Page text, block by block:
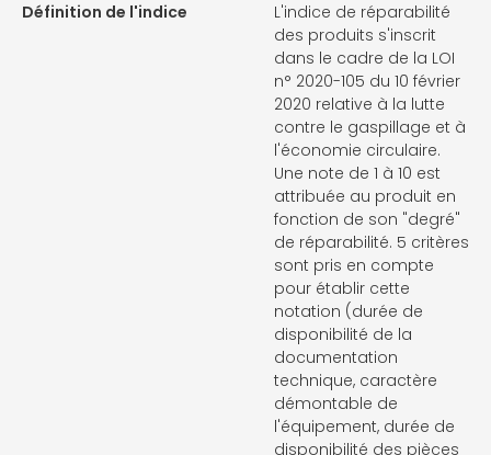
Définition de l'indice
L'indice de réparabilité
des produits s'inscrit
dans le cadre de la LOI
n° 2020-105 du 10 février
2020 relative à la lutte
contre le gaspillage et à
l'économie circulaire.
Une note de 1 à 10 est
attribuée au produit en
fonction de son "degré"
de réparabilité. 5 critères
sont pris en compte
pour établir cette
notation (durée de
disponibilité de la
documentation
technique, caractère
démontable de
l'équipement, durée de
disponibilité des pièces